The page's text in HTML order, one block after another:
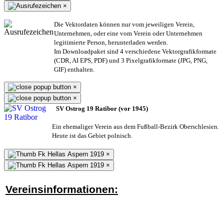
×
Die Vektordaten können nur vom jeweiligen Verein,
Unternehmen, oder eine vom Verein oder Unternehmen
legitimierte Person, herunterladen werden.
Im Downloadpaket sind 4 verschiedene Vektorgrafikformate
(CDR, AI EPS, PDF) und 3 Pixelgrafikformate (JPG, PNG,
GIF) enthalten.
×
×
SV Ostrog 19 Ratibor (vor 1945)
Ein ehemaliger Verein aus dem Fußball-Bezirk Oberschlesien.
Heute ist das Gebiet polnisch.
×
×
Vereinsinformationen: